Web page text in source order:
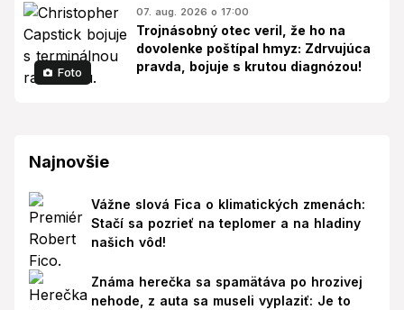
Foto
07. aug. 2026 o 17:00
Trojnásobný otec veril, že ho na
dovolenke poštípal hmyz: Zdrvujúca
pravda, bojuje s krutou diagnózou!
Najnovšie
Vážne slová Fica o klimatických zmenách:
Stačí sa pozrieť na teplomer a na hladiny
našich vôd!
Známa herečka sa spamätáva po hrozivej
nehode, z auta sa museli vyplaziť: Je to